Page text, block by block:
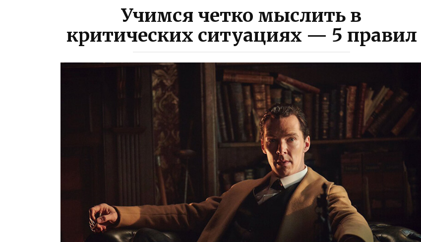
Учимся четко мыслить в
критических ситуациях — 5 правил